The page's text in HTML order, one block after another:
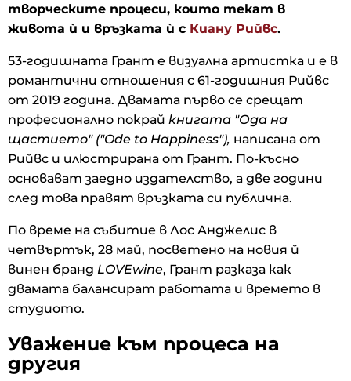
творческите процеси, които текат в
живота ѝ и връзката ѝ с Киану Рийвс.
53-годишната Грант е визуална артистка и е в
романтични отношения с 61-годишния Рийвс
от 2019 година. Двамата първо се срещат
професионално покрай книгата "Ода на
щастието" ("Ode to Happiness"), написана от
Рийвс и илюстрирана от Грант. По-късно
основават заедно издателство, а две години
след това правят връзката си публична.
По време на събитие в Лос Анджелис в
четвъртък, 28 май, посветено на новия й
винен бранд LOVEwine, Грант разказа как
двамата балансират работата и времето в
студиото.
Уважение към процеса на
другия